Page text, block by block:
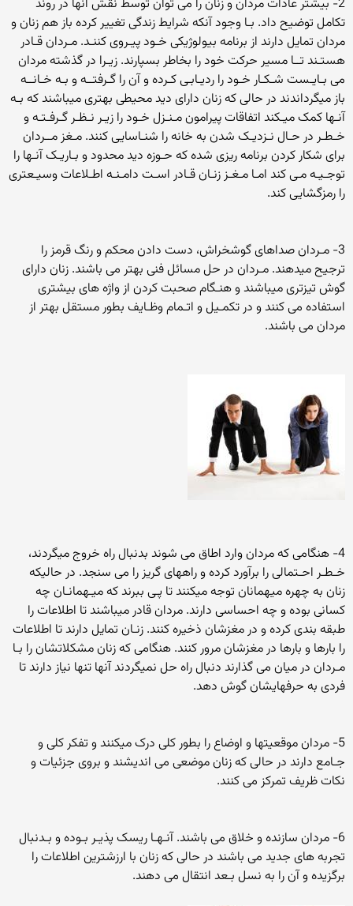
2- بیشتر عادات مردان و زنان را می توان توسط نقش آنها در روند
تکامل توضیح داد. بـا وجود آنکه شرایط زندگی تغییر کرده باز هم زنان و
مردان تمایل دارند از برنامه بیولوژیکی خـود پیـروی کننـد. مـردان قـادر
هستـند تــا مسیر حرکت خود را بخاطر بسپارند. زیـرا در گذشته مردان
می بـایـست شـکـار خـود را ردیـابـی کـرده و آن را گـرفتــه و بـه خـانــه
باز میگرداندند در حالی که زنان دارای دید محیطی بهتری میباشند که بـه
آنـها کمک میـکند اتفاقات پیرامون مـنـزل خـود را زیـر نـظـر گـرفـتـه و
خـطـر در حـال نـزدیـک شدن به خانه را شنـاسایی کنند. مـغز مــردان
برای شکار کردن برنامه ریزی شده که حـوزه دید محدود و بـاریـک آنـها را
توجـیـه مـی کند امـا مـغـز زنـان قـادر اسـت دامـنـه اطـلاعات وسیـعتری
را رمزگشایی کند.
3- مـردان صداهای گوشخراش، دست دادن محکم و رنگ قرمز را
ترجیح میدهند. مـردان در حل مسائل فنی بهتر می باشند. زنان دارای
گوش تیزتری میباشند و هنـگام صحبت کردن از واژه های بیشتری
استفاده می کنند و در تکمـیل و اتـمام وظـایف بطور مستقل بهتر از
مردان می باشند.
4- هنگامی که مردان وارد اطاق می شوند بدنبال راه خروج میگردند،
خـطـر احـتمالی را برآورد کرده و راههای گریز را می سنجد. در حالیکه
زنان به چهره میهمانان توجه میکنند تا پـی ببرند که میـهمانـان چه
کسانی بوده و چه احساسی دارند. مردان قادر میباشند تا اطلاعات را
طبقه بندی کرده و در مغزشان ذخیره کنند. زنـان تمایل دارند تا اطلاعات
را بارها و بارها در مغزشان مرور کنند. هنگامی که زنان مشکلاتشان را بـا
مـردان در میان می گذارند دنبال راه حل نمیگردند آنها تنها نیاز دارند تا
فردی به حرفهایشان گوش دهد.
5- مردان موقعیتها و اوضاع را بطور کلی درک میکنند و تفکر کلی و
جـامع دارند در حالی که زنان موضعی می اندیشند و بروی جزئیات و
نکات ظریف تمرکز می کنند.
6- مردان سازنده و خلاق می باشند. آنـهـا ریسک پذیـر بـوده و بـدنبال
تجربه های جدید می باشند در حالی که زنان با ارزشترین اطلاعات را
برگزیده و آن را به نسل بـعد انتقال می دهند.